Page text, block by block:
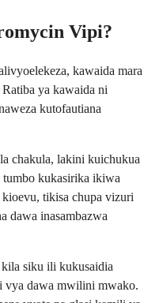
Vipi?
kawaida mara
ya kawaida ni
kutofautiana
chakula, lakini kuichukua
tumbo kukasirika ikiwa
tikisa chupa vizuri
dawa inasambazwa
siku ili kukusaidia
vya dawa mwilini mwako.